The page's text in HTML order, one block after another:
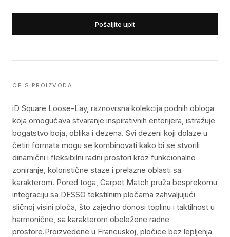
Pošaljite upit
OPIS PROIZVODA
iD Square Loose-Lay, raznovrsna kolekcija podnih obloga
koja omogućava stvaranje inspirativnih enterijera, istražuje
bogatstvo boja, oblika i dezena. Svi dezeni koji dolaze u
četiri formata mogu se kombinovati kako bi se stvorili
dinamični i fleksibilni radni prostori kroz funkcionalno
zoniranje, koloristične staze i prelazne oblasti sa
karakterom. Pored toga, Carpet Match pruža besprekornu
integraciju sa DESSO tekstilnim pločama zahvaljujući
sličnoj visini ploča, što zajedno donosi toplinu i taktilnost u
harmonične, sa karakterom obeležene radne
prostore.Proizvedene u Francuskoj, pločice bez lepljenja